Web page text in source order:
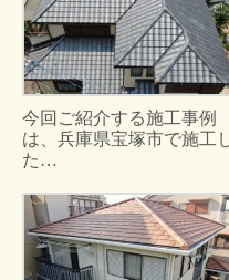
今回ご紹介する施工事例
は、兵庫県宝塚市で施工
た…